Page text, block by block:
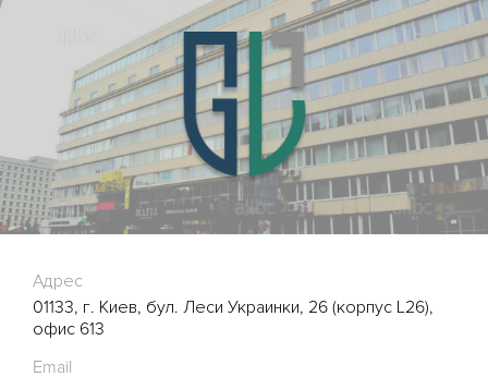
Адрес
01133, г. Киев, бул. Леси Украинки, 26 (корпус L26),
офис 613
Email